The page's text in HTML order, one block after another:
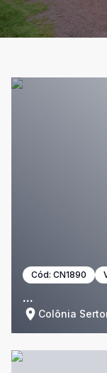
Cód: CN1890
...
Colônia